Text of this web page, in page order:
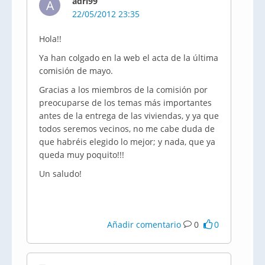
A
22/05/2012 23:35
Hola!!
Ya han colgado en la web el acta de la última
comisión de mayo.
Gracias a los miembros de la comisión por
preocuparse de los temas más importantes
antes de la entrega de las viviendas, y ya que
todos seremos vecinos, no me cabe duda de
que habréis elegido lo mejor; y nada, que ya
queda muy poquito!!!
Un saludo!
Añadir comentario 0 0